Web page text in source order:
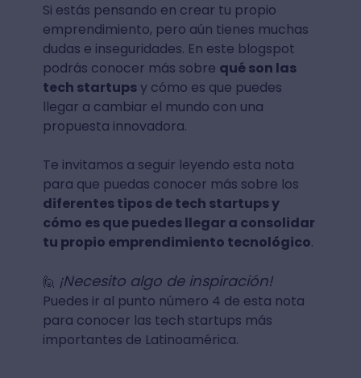
Si estás pensando en crear tu propio
emprendimiento, pero aún tienes muchas
dudas e inseguridades. En este blogspot
podrás conocer más sobre qué son las
tech startupsy cómo es que puedes
llegar a cambiar el mundo con una
propuesta innovadora.
Te invitamos a seguir leyendo esta nota
para que puedas conocer más sobre los
diferentes tipos de tech startups y
cómo es que puedes llegar a consolidar
tu propio emprendimiento tecnológico.
🙋 ¡Necesito algo de inspiración!
Puedes ir al punto número 4 de esta nota
para conocer las tech startups más
importantes de Latinoamérica.